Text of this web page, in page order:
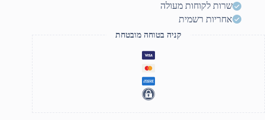
שרות לקוחות מעולה
אחריות רשמית
קניה בטוחה מובטחת